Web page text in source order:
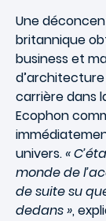
Une
britannique
business et
carrière dans
Ecophon
univers.«
monde de
de suite su
dedans »,